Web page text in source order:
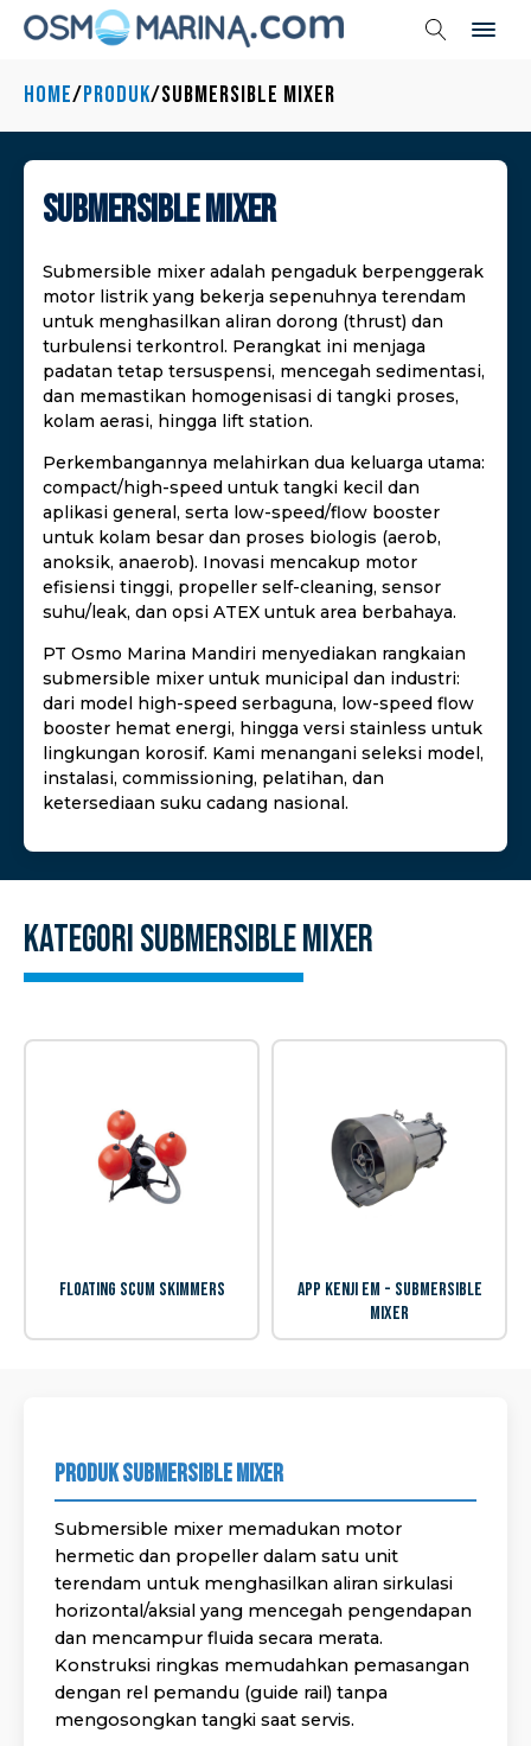
Home/Produk/Submersible Mixer
Submersible Mixer
Submersible mixer adalah pengaduk berpenggerak
motor listrik yang bekerja sepenuhnya terendam
untuk menghasilkan aliran dorong (thrust) dan
turbulensi terkontrol. Perangkat ini menjaga
padatan tetap tersuspensi, mencegah sedimentasi,
dan memastikan homogenisasi di tangki proses,
kolam aerasi, hingga lift station.
Perkembangannya melahirkan dua keluarga utama:
compact/high-speed untuk tangki kecil dan
aplikasi general, serta low-speed/flow booster
untuk kolam besar dan proses biologis (aerob,
anoksik, anaerob). Inovasi mencakup motor
efisiensi tinggi, propeller self-cleaning, sensor
suhu/leak, dan opsi ATEX untuk area berbahaya.
PT Osmo Marina Mandiri menyediakan rangkaian
submersible mixer untuk municipal dan industri:
dari model high-speed serbaguna, low-speed flow
booster hemat energi, hingga versi stainless untuk
lingkungan korosif. Kami menangani seleksi model,
instalasi, commissioning, pelatihan, dan
ketersediaan suku cadang nasional.
KategoriSubmersible Mixer
Floating Scum Skimmers
APP Kenji EM - Submersible
Mixer
Produk Submersible Mixer
Submersible mixer memadukan motor
hermetic dan propeller dalam satu unit
terendam untuk menghasilkan aliran sirkulasi
horizontal/aksial yang mencegah pengendapan
dan mencampur fluida secara merata.
Konstruksi ringkas memudahkan pemasangan
dengan rel pemandu (guide rail) tanpa
mengosongkan tangki saat servis.